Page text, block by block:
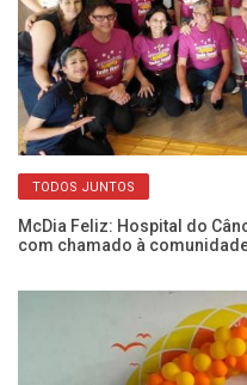
TODOS JUNTOS
McDia Feliz: Hospital do
com chamado à